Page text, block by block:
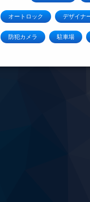
オートロック デザイナ
防犯カメラ 駐車場